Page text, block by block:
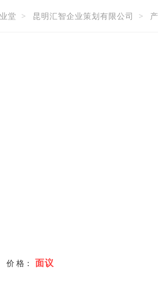
堂 > 昆明汇智企业策划有限公司 >
价 格： 面议